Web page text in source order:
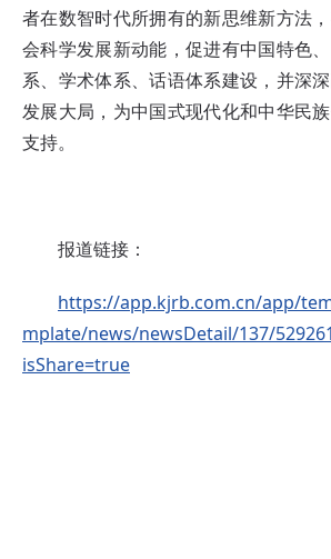
者在数智时代所拥有的新思维新方法
会科学发展新动能，促进有中国特色
系、学术体系、话语体系建设，并深
发展大局，为中国式现代化和中华民
支持。
报道链接：
https://app.kjrb.com.cn/app/
mplate/news/newsDetail/137/
isShare=true